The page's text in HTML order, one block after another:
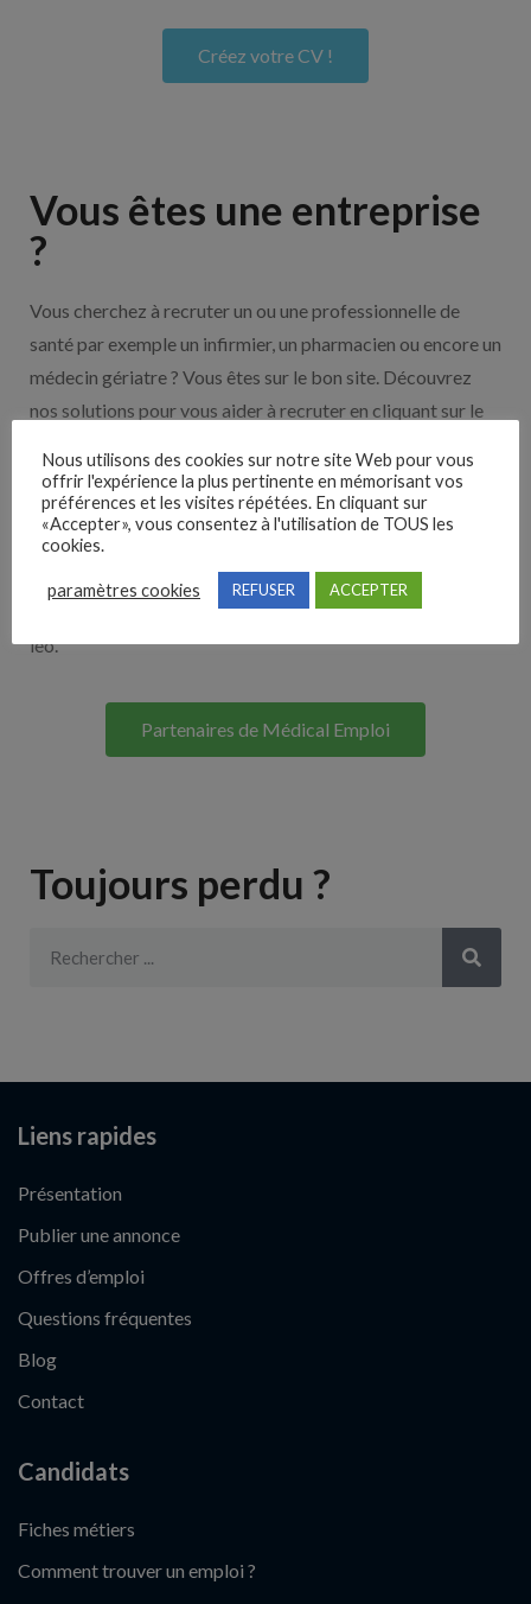
Créez votre CV !
Vous êtes une entreprise
?
Vous cherchez à recruter un ou une professionnelle de
santé par exemple un infirmier, un pharmacien ou encore un
médecin gériatre ? Vous êtes sur le bon site. Découvrez
nos solutions pour vous aider à recruter en cliquant sur le
Nos solutions entreprises
Lorem ipsum dolor sit amet, consectetur adipiscing elit. Ut
elit tellus, luctus nec ullamcorper mattis, pulvinar dapibus
leo.
Partenaires de Médical Emploi
Toujours perdu ?
Liens rapides
Présentation
Publier une annonce
Offres d’emploi
Questions fréquentes
Blog
Contact
Candidats
Fiches métiers
Comment trouver un emploi ?
Nous utilisons des cookies sur notre site Web pour vous
offrir l'expérience la plus pertinente en mémorisant vos
préférences et les visites répétées. En cliquant sur
«Accepter», vous consentez à l'utilisation de TOUS les
cookies.
paramètres cookies REFUSER ACCEPTER